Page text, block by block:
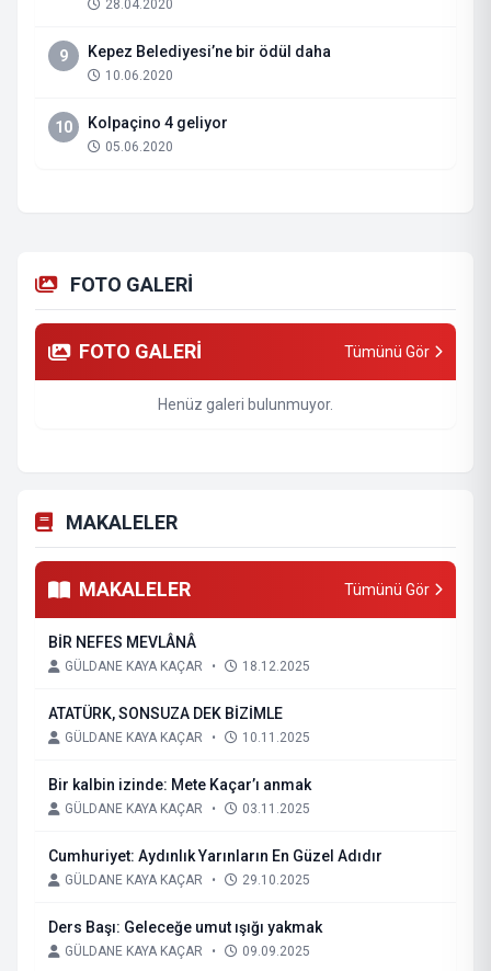
28.04.2020
9 Kepez Belediyesi’ne bir ödül daha
10.06.2020
10 Kolpaçino 4 geliyor
05.06.2020
FOTO GALERİ
FOTO GALERİ Tümünü Gör
Henüz galeri bulunmuyor.
MAKALELER
MAKALELER Tümünü Gör
BİR NEFES MEVLÂNÂ
GÜLDANE KAYA KAÇAR • 18.12.2025
ATATÜRK, SONSUZA DEK BİZİMLE
GÜLDANE KAYA KAÇAR • 10.11.2025
Bir kalbin izinde: Mete Kaçar’ı anmak
GÜLDANE KAYA KAÇAR • 03.11.2025
Cumhuriyet: Aydınlık Yarınların En Güzel Adıdır
GÜLDANE KAYA KAÇAR • 29.10.2025
Ders Başı: Geleceğe umut ışığı yakmak
GÜLDANE KAYA KAÇAR • 09.09.2025